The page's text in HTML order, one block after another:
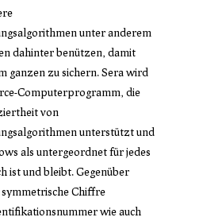
unter anderem
dahinter benützen, damit
ganzen zu sichern. Sera wird
Computerprogramm, die
von
unterstützt und
als untergeordnet für jedes
ist und bleibt. Gegenüber
Chiffre
wie auch